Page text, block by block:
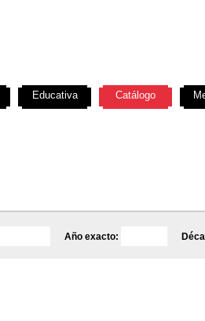
Año exacto:
Educativa Catálogo